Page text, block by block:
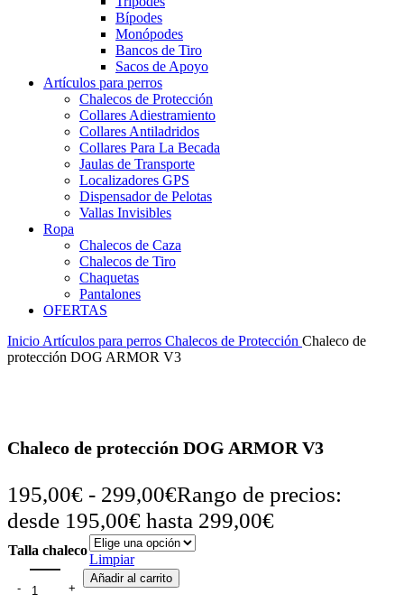
Bípodes
Monópodes
Bancos de Tiro
Sacos de Apoyo
Artículos para perros
Chalecos de Protección
Collares Adiestramiento
Collares Antiladridos
Collares Para La Becada
Jaulas de Transporte
Localizadores GPS
Dispensador de Pelotas
Vallas Invisibles
Ropa
Chalecos de Caza
Chalecos de Tiro
Chaquetas
Pantalones
OFERTAS
Inicio Artículos para perros Chalecos de Protección Chaleco de
protección DOG ARMOR V3
Chaleco de protección DOG ARMOR V3
195,00€ - 299,00€Rango de precios:
desde 195,00€ hasta 299,00€
Talla chaleco
Limpiar
Añadir al carrito